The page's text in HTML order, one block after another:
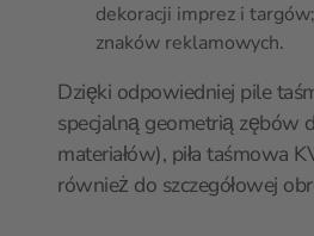
dekoracji imprez i
znaków reklamowych.
Dzięki odpowiedniej pile
specjalną geometrią zębów
materiałów), piła taśmowa
również do szczegółowej